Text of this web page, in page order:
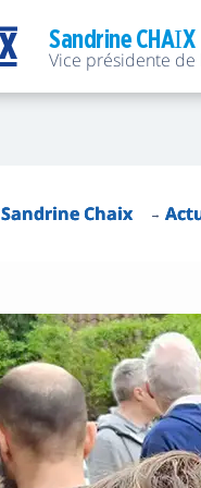
Sandrine CHAIX
Vice présidente de
Sandrine Chaix